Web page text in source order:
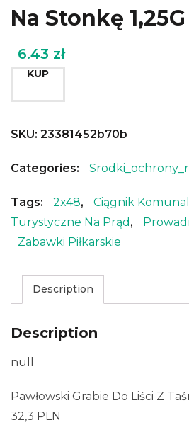
Na Stonkę 1,25G
6.43 zł
KUP
SKU: 23381452b70b
Categories:
Tags: 2x48, Ciągnik
Turystyczne Na Prąd ,
Zabawki Piłkarskie
Description
Description
null
Pawłowski Grabie Do Liści Z
32,3 PLN